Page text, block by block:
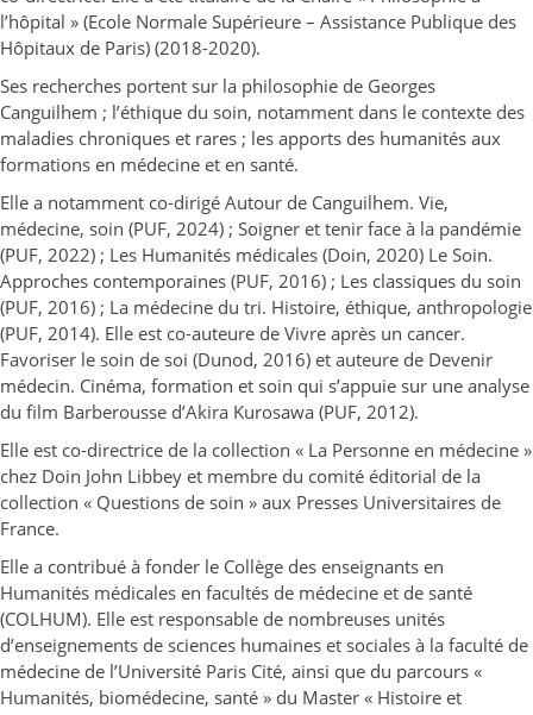
l’hôpital » (Ecole Normale Supérieure – Assistance Publique des
Hôpitaux de Paris) (2018-2020).
Ses recherches portent sur la philosophie de Georges
Canguilhem ; l’éthique du soin, notamment dans le contexte des
maladies chroniques et rares ; les apports des humanités aux
formations en médecine et en santé.
Elle a notamment co-dirigé Autour de Canguilhem. Vie,
médecine, soin (PUF, 2024) ; Soigner et tenir face à la pandémie
(PUF, 2022) ; Les Humanités médicales (Doin, 2020) Le Soin.
Approches contemporaines (PUF, 2016) ; Les classiques du soin
(PUF, 2016) ; La médecine du tri. Histoire, éthique, anthropologie
(PUF, 2014). Elle est co-auteure de Vivre après un cancer.
Favoriser le soin de soi (Dunod, 2016) et auteure de Devenir
médecin. Cinéma, formation et soin qui s’appuie sur une analyse
du film Barberousse d’Akira Kurosawa (PUF, 2012).
Elle est co-directrice de la collection « La Personne en médecine »
chez Doin John Libbey et membre du comité éditorial de la
collection « Questions de soin » aux Presses Universitaires de
France.
Elle a contribué à fonder le Collège des enseignants en
Humanités médicales en facultés de médecine et de santé
(COLHUM). Elle est responsable de nombreuses unités
d’enseignements de sciences humaines et sociales à la faculté de
médecine de l’Université Paris Cité, ainsi que du parcours «
Humanités, biomédecine, santé » du Master « Histoire et